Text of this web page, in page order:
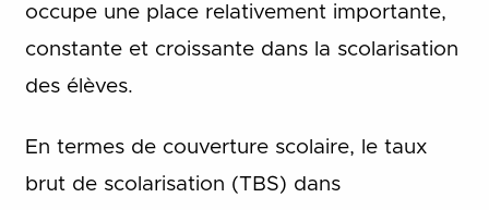
occupe une place relativement importante,
constante et croissante dans la scolarisation
des élèves.
En termes de couverture scolaire, le taux
brut de scolarisation (TBS) dans